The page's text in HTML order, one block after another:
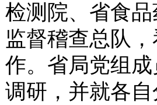
检测院、省食
监督稽查总队
作。 省局党组
调研，并就各